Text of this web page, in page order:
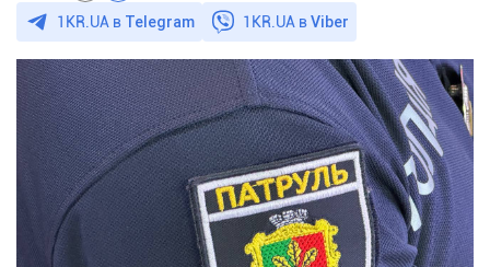
1KR.UA в Telegram 1KR.UA вViber